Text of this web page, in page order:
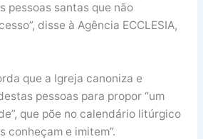
pessoas santas que não
disse à Agência ECCLESIA,
que a Igreja canoniza e
pessoas para propor “um
que põe no calendário litúrgico
conheçam e imitem”.